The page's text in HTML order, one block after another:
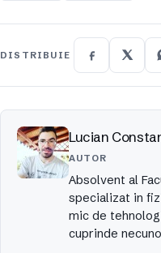
DISTRIBUIE
Lucian
AUTOR
Absolvent al
specializat in
mic de
cuprinde